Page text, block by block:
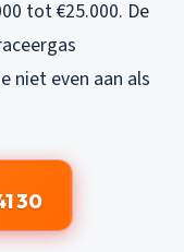
tot €25.000. De
niet even aan als
30